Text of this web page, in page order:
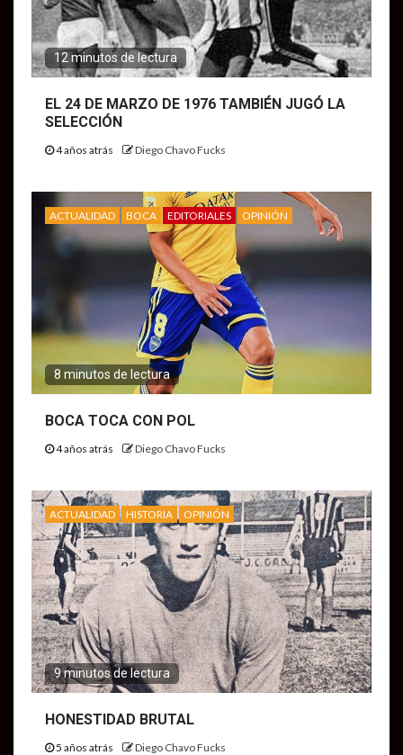
12 minutos de lectura
EL 24 DE MARZO DE 1976 TAMBIÉN JUGÓ LA
SELECCIÓN
4 años atrás Diego Chavo Fucks
ACTUALIDAD BOCA EDITORIALES OPINIÓN
8 minutos de lectura
BOCA TOCA CON POL
4 años atrás Diego Chavo Fucks
ACTUALIDAD HISTORIA OPINIÓN
9 minutos de lectura
HONESTIDAD BRUTAL
5 años atrás Diego Chavo Fucks